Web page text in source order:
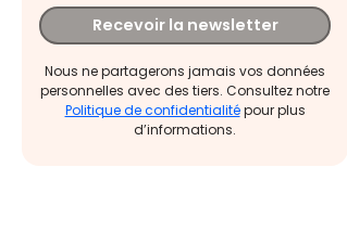
Recevoir la newsletter
Nous ne partagerons jamais vos données
personnelles avec des tiers. Consultez notre
Politique de confidentialitépour plus
d’informations.